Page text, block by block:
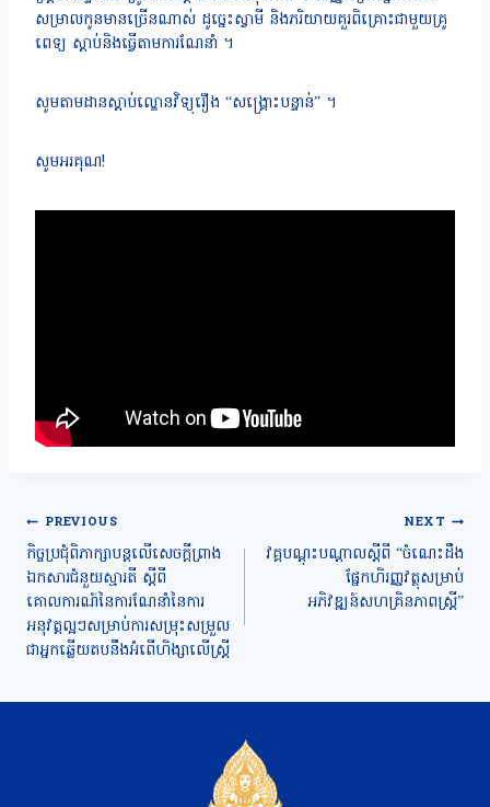
សម្រាលកូនមានច្រើនណាស់ ដូច្នេះស្វាមី និងភរិយាយគួរពិគ្រោះជាមួយគ្រូ
ពេទ្យ ស្តាប់និងធ្វើតាមការណែនាំ ។
សូមតាមដានស្តាប់ល្ខោនវិទ្យុរឿង “សង្រ្គោះបន្ទាន់” ។
សូមអរគុណ!
Post
navigation
PREVIOUS
កិច្ចប្រជុំពិភាក្សាបន្តលើសេចក្តីព្រាង
ឯកសារជំនួយស្មារតី ស្តីពី
គោលការណ៍នៃការណែនាំនៃការ
អនុវត្តល្អៗសម្រាប់ការសម្រុះសម្រួល
ជាអ្នកឆ្លើយតបនឹងអំពើហិង្សាលើស្រ្តី
NEXT
វគ្គបណ្តុះបណ្តាលស្តីពី “ចំណេះដឹង
ផ្នែកហិរញ្ញវត្ថុសម្រាប់
អភិវឌ្ឍន៍សហគ្រិនភាពស្រ្តី”